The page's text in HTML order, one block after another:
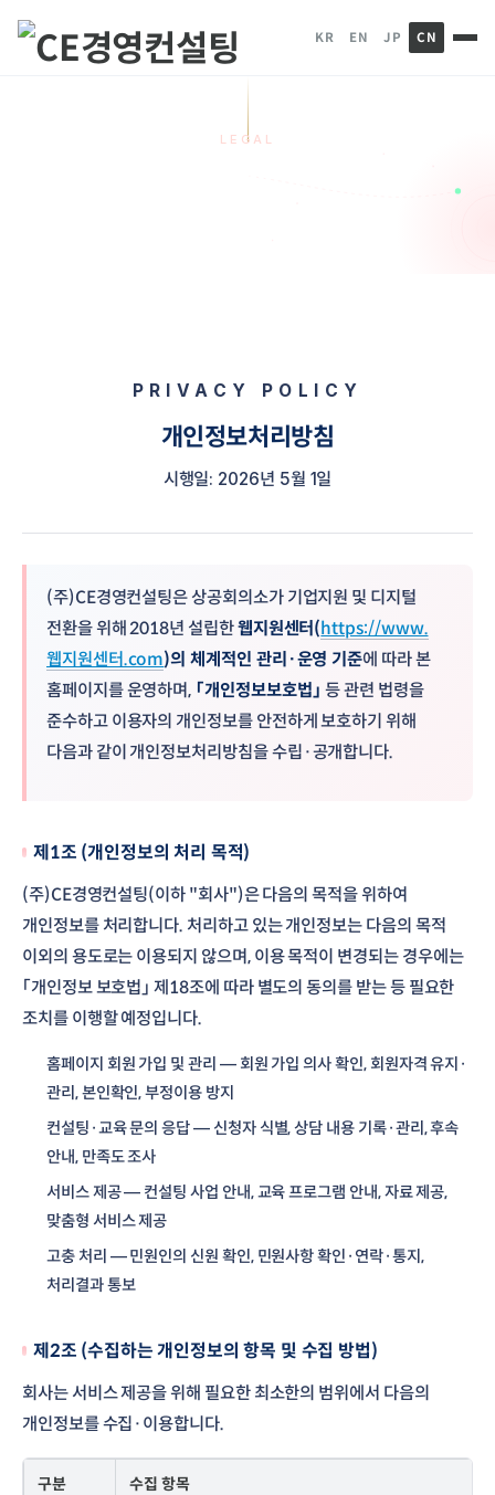
KR EN JP CN
LEGAL
PRIVACY POLICY
개인정보처리방침
시행일: 2026년 5월 1일
(주)CE경영컨설팅은 상공회의소가 기업지원 및 디지털
전환을 위해 2018년 설립한웹지원센터(https://www.
웹지원센터.com)의 체계적인 관리·운영 기준에 따라 본
홈페이지를 운영하며, 「개인정보보호법」 등 관련 법령을
준수하고 이용자의 개인정보를 안전하게 보호하기 위해
다음과 같이 개인정보처리방침을 수립·공개합니다.
제1조 (개인정보의 처리 목적)
(주)CE경영컨설팅(이하 "회사")은 다음의 목적을 위하여
개인정보를 처리합니다. 처리하고 있는 개인정보는 다음의 목적
이외의 용도로는 이용되지 않으며, 이용 목적이 변경되는 경우에는
「개인정보 보호법」 제18조에 따라 별도의 동의를 받는 등 필요한
조치를 이행할 예정입니다.
홈페이지 회원 가입 및 관리 — 회원 가입 의사 확인, 회원자격 유지·
관리, 본인확인, 부정이용 방지
컨설팅·교육 문의 응답 — 신청자 식별, 상담 내용 기록·관리, 후속
안내, 만족도 조사
서비스 제공 — 컨설팅 사업 안내, 교육 프로그램 안내, 자료 제공,
맞춤형 서비스 제공
고충 처리 — 민원인의 신원 확인, 민원사항 확인·연락·통지,
처리결과 통보
제2조 (수집하는 개인정보의 항목 및 수집 방법)
회사는 서비스 제공을 위해 필요한 최소한의 범위에서 다음의
개인정보를 수집·이용합니다.
구분 수집 항목